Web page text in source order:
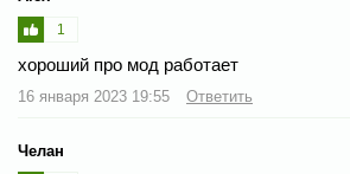
1
хороший про мод работает
16 января 2023 19:55 Ответить
Челан